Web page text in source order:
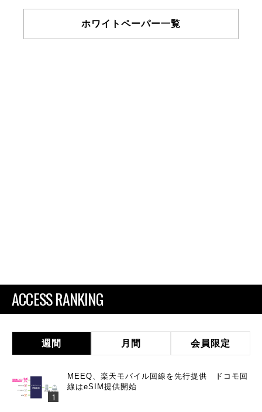
ホワイトペーパー一覧
ACCESS RANKING
週間 月間 会員限定
MEEQ、楽天モバイル回線を先行提供 ドコモ回
線はeSIM提供開始